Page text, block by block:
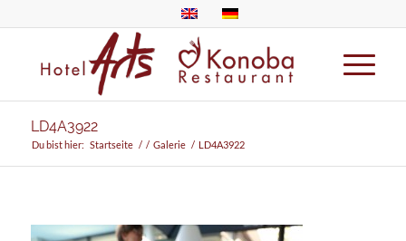
LD4A3922
Du bist hier: Startseite / / Galerie / LD4A3922